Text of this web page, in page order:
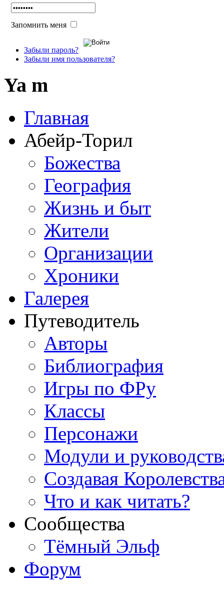
Запомнить меня
Забыли пароль?
Забыли имя пользователя?
Ya m
Главная
Абейр-Торил
Божества
География
Жизнь и быт
Жители
Организации
Хроники
Галерея
Путеводитель
Авторы
Библиография
Игры по ФРу
Классы
Персонажи
Модули и
Создавая
Что и как читать?
Сообщества
Тёмный Эльф
Форум